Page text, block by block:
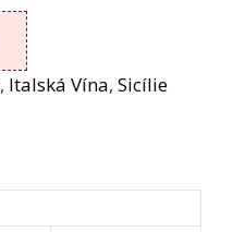
, Italská Vína, Sicílie